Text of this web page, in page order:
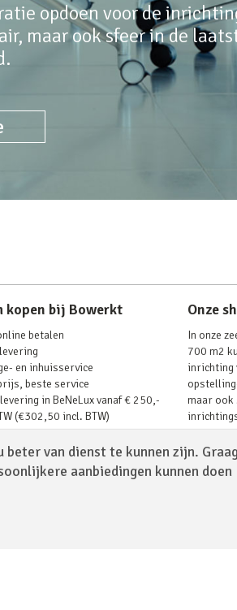
van dienst te kunnen zijn.
aanbiedingen kunnen doen
opdoen voor de
maar ook sfeer in de
kopen bij Bowerkt
betalen
en inhuisservice
beste service
in BeNeLux vanaf € 250,-
(€302,50 incl. BTW)
Onze
In onze
700 m2
inrichting
maar ook